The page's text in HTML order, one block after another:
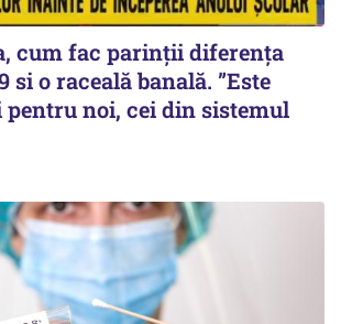
cum fac parinții diferența
si o raceală banală. ”Este
pentru noi, cei din sistemul